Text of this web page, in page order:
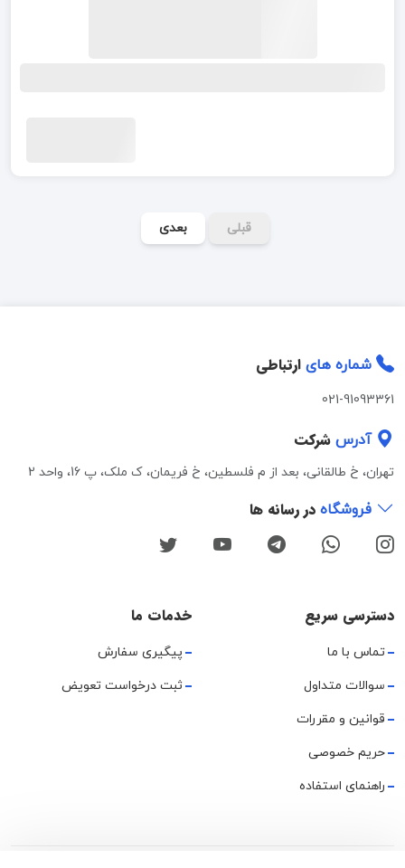
قبلی بعدی
شماره های ارتباطی
021-91093361
آدرس شرکت
تهران، خ طالقانی، بعد از م فلسطین، خ فریمان، ک ملک، پ 16، واحد 2
فروشگاه در رسانه ها
دسترسی سریع
تماس با ما
سوالات متداول
قوانین و مقررات
حریم خصوصی
راهنمای استفاده
خدمات ما
پیگیری سفارش
ثبت درخواست تعویض